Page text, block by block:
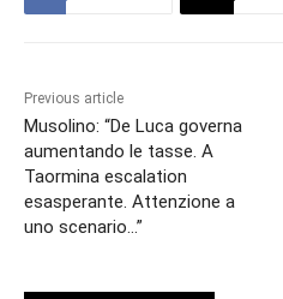
Previous article
Musolino: “De Luca governa
aumentando le tasse. A
Taormina escalation
esasperante. Attenzione a
uno scenario…”